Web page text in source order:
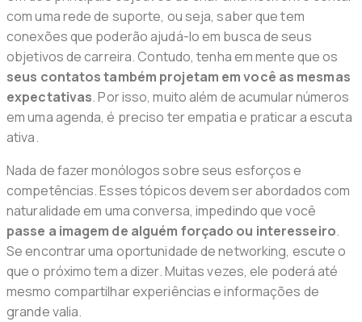
com uma rede de suporte, ou seja, saber que tem
conexões que poderão ajudá-lo em busca de seus
objetivos de carreira. Contudo, tenha em mente que os
seus contatos também projetam em você as mesmas
expectativas. Por isso, muito além de acumular números
em uma agenda, é preciso ter empatia e praticar a escuta
ativa.
Nada de fazer monólogos sobre seus esforços e
competências. Esses tópicos devem ser abordados com
naturalidade em uma conversa, impedindo que você
passe a imagem de alguém forçado ou interesseiro.
Se encontrar uma oportunidade de networking, escute o
que o próximo tem a dizer. Muitas vezes, ele poderá até
mesmo compartilhar experiências e informações de
grande valia.